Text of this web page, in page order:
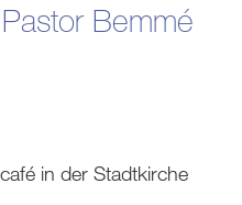
Bemmé
in der Stadtkirche